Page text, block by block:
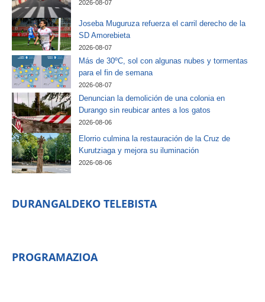
2026-08-07
Joseba Muguruza refuerza el carril derecho de la
SD Amorebieta
2026-08-07
Más de 30ºC, sol con algunas nubes y tormentas
para el fin de semana
2026-08-07
Denuncian la demolición de una colonia en
Durango sin reubicar antes a los gatos
2026-08-06
Elorrio culmina la restauración de la Cruz de
Kurutziaga y mejora su iluminación
2026-08-06
DURANGALDEKO TELEBISTA
PROGRAMAZIOA